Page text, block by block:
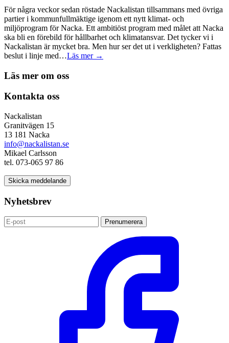
För några veckor sedan röstade Nackalistan tillsammans med övriga
partier i kommunfullmäktige igenom ett nytt klimat- och
miljöprogram för Nacka. Ett ambitiöst program med målet att Nacka
ska bli en förebild för hållbarhet och klimatansvar. Det tycker vi i
Nackalistan är mycket bra. Men hur ser det ut i verkligheten? Fattas
beslut i linje med…Läs mer →
Läs mer om oss
Kontakta oss
Nackalistan
Granitvägen 15
13 181 Nacka
info@nackalistan.se
Mikael Carlsson
tel. 073-065 97 86
Skicka meddelande
Nyhetsbrev
Prenumerera